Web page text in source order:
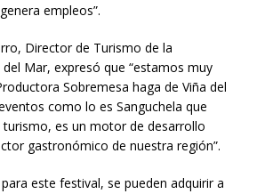
empleos”.
Director de Turismo de la
del Mar, expresó que “estamos muy
Sobremesa haga de Viña del
como lo es Sanguchela que
es un motor de desarrollo
gastronómico de nuestra región”.
este festival, se pueden adquirir a